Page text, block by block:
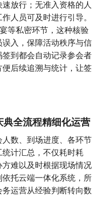
放行；无准入资格的人
人员可及时进行引导。
等私密环节，这种核验
入，保障活动秩序与信
到都会自动记录参会者
后续追溯与统计，让签
全流程精细化运营
数、到场进度、各环节
计汇总，不仅耗时耗
难以及时根据现场情况
托云端一体化系统，所
运营从经验判断转向数